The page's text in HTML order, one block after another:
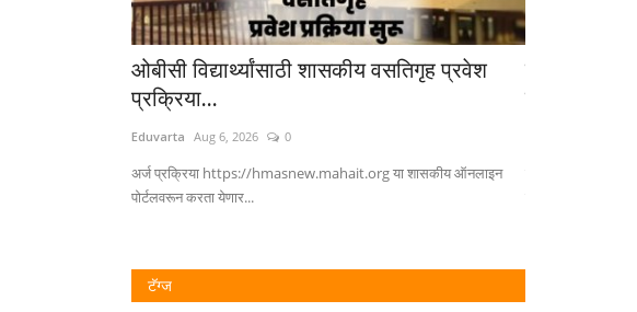
ओबीसी विद्यार्थ्यांसाठी शासकीय वसतिगृह प्रवेश
प्रक्रिया...
Eduvarta Aug 6, 2026 0
अर्ज प्रक्रिया https://hmasnew.mahait.org या शासकीय ऑनलाइन
पोर्टलवरून करता येणार...
टॅग्ज